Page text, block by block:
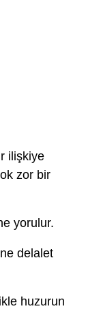
ilişkiye
zor bir
yorulur.
delalet
huzurun